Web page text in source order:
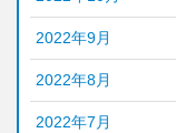
2022年9月
2022年8月
2022年7月